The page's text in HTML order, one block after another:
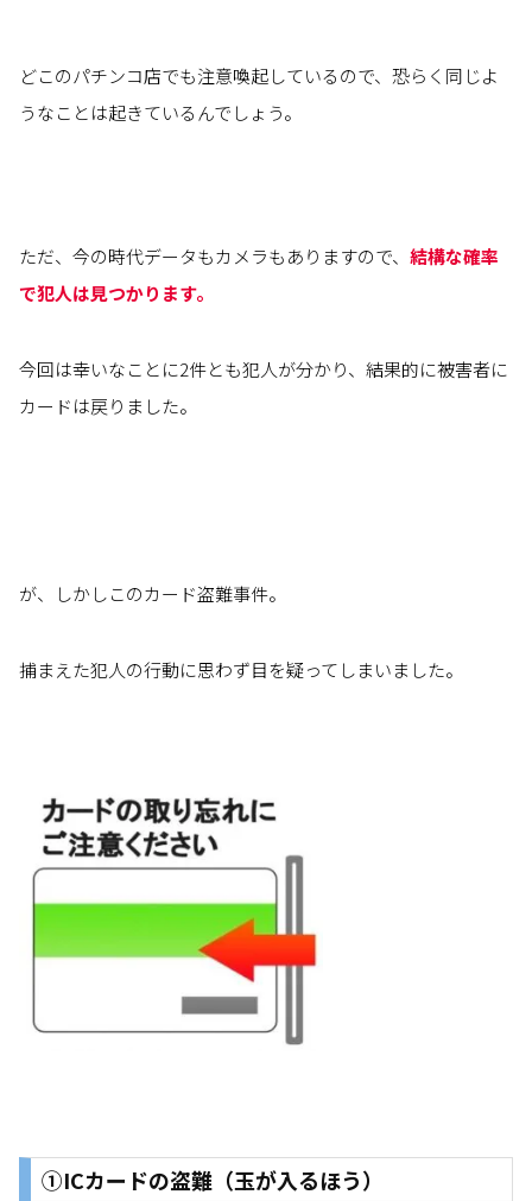
どこのパチンコ店でも注意喚起しているので、恐らく同じよ
うなことは起きているんでしょう。
ただ、今の時代データもカメラもありますので、 結構な確率
で犯人は見つかります。
今回は幸いなことに2件とも犯人が分かり、結果的に被害者に
カードは戻りました。
が、しかしこのカード盗難事件。
捕まえた犯人の行動に思わず目を疑ってしまいました。
①ICカードの盗難（玉が入るほう）